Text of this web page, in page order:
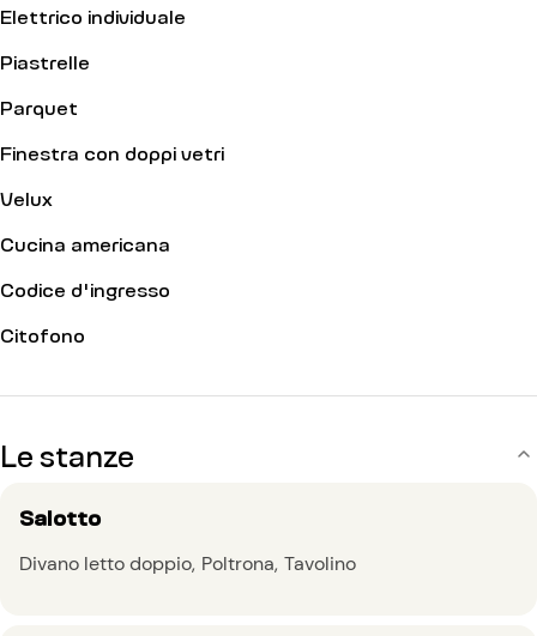
Elettrico individuale
Piastrelle
Parquet
Finestra con doppi vetri
Velux
Cucina americana
Codice d'ingresso
Citofono
Le stanze
Salotto
Divano letto doppio Poltrona Tavolino